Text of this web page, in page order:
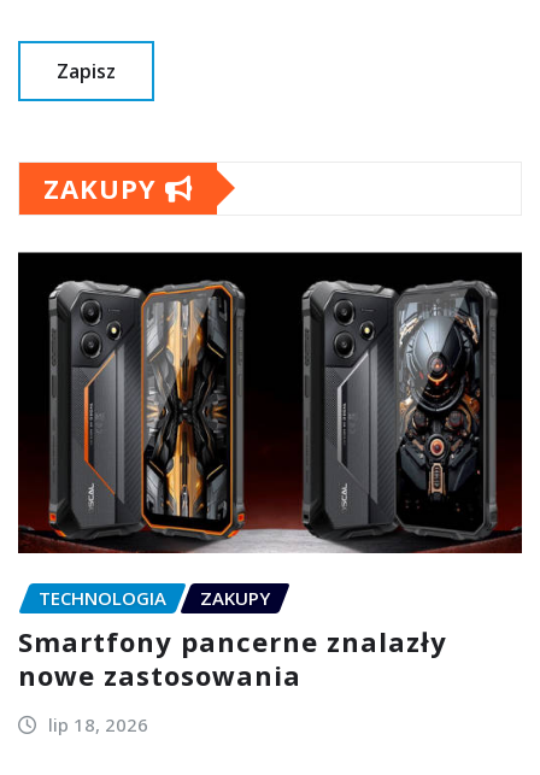
ZAKUPY
TECHNOLOGIA ZAKUPY
Smartfony pancerne znalazły
nowe zastosowania
lip 18, 2026